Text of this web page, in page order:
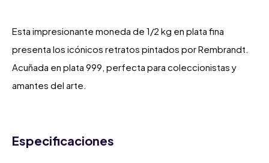
Esta impresionante moneda de 1/2 kg en plata fina
presenta los icónicos retratos pintados por Rembrandt.
Acuñada en plata 999, perfecta para coleccionistas y
amantes del arte.
Especificaciones